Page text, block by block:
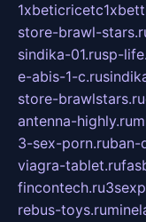
store-brawl-
sindika-01.rusp-
e-abis-1-c.ru
store-brawlstars.ru
antenna-highly.ru
3-sex-porn.ruban-
viagra-tablet.ru
fincontech.ru
rebus-toys.ru